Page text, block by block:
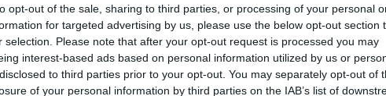
opt-out of the sale, sharing to third parties, or processing of your personal
for targeted advertising by us, please use the below opt-out section
selection. Please note that after your opt-out request is processed you may
interest-based ads based on personal information utilized by us or
to third parties prior to your opt-out. You may separately opt-out of
of your personal information by third parties on the IAB’s list of
είναι απαραίτητο να έχετε συγκεντρώσει
χωρίς τα οποία η υποβολή δεν μπορεί